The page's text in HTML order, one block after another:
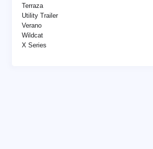
Terraza
Utility Trailer
Verano
Wildcat
X Series